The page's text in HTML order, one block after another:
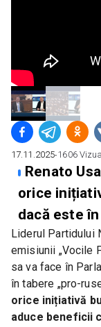
Renato
orice
dacă este
17.11.2025∙1606
Liderul Partidului
emisiunii „Vocile
sa va face în
în tabere „pro-
orice inițiativă
aduce beneficii